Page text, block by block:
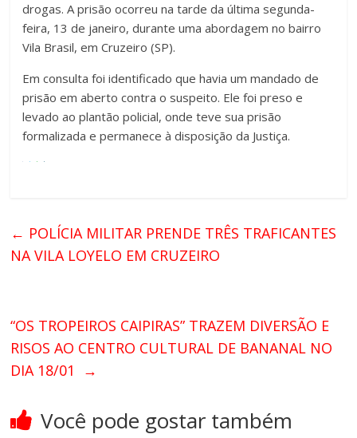
drogas. A prisão ocorreu na tarde da última segunda-
feira, 13 de janeiro, durante uma abordagem no bairro
Vila Brasil, em Cruzeiro (SP).
Em consulta foi identificado que havia um mandado de
prisão em aberto contra o suspeito. Ele foi preso e
levado ao plantão policial, onde teve sua prisão
formalizada e permanece à disposição da Justiça.
← POLÍCIA MILITAR PRENDE TRÊS TRAFICANTES
NA VILA LOYELO EM CRUZEIRO
“OS TROPEIROS CAIPIRAS” TRAZEM DIVERSÃO E
RISOS AO CENTRO CULTURAL DE BANANAL NO
DIA 18/01
→
Você pode gostar também